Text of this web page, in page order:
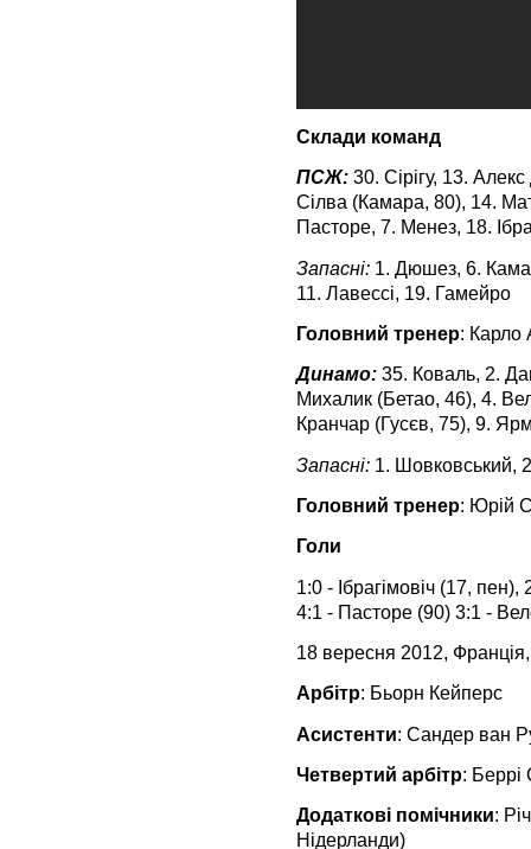
Склади команд
ПСЖ: 30. Сірігу, 13.
Сілва (Камара, 80), 14.
Пасторе, 7. Менез, 18.
Запасні: 1. Дюшез, 6.
11. Лавессі, 19. Гамейро
Головний тренер: Карло
Динамо: 35. Коваль, 2.
Михалик (Бетао, 46), 4.
Кранчар (Гусєв, 75), 9.
Запасні: 1. Шовковський,
Головний тренер: Юрій
Голи
1:0 - Ібрагімовіч (17,
4:1 - Пасторе (90) 3:1 -
18 вересня 2012,
Арбітр: Бьорн Кейперс
Асистенти: Сандер ван
Четвертий арбітр: Беррі
Додаткові помічники:
Нідерланди)